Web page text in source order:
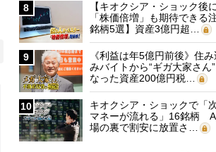
8
【キオクシア・ショック後に
「株価倍増」も期待できる
銘柄5選】資産3億円超…
9
《利益は年5億円前後》住み
みバイトから“ギガ大家さん”
なった資産200億円税…
10
キオクシア・ショックで「
マネーが流れる」16銘柄
場の裏で割安に放置さ…